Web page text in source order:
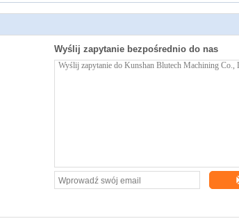
Wyślij zapytanie bezpośrednio do nas